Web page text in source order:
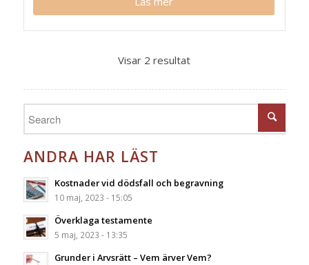
Visar 2 resultat
ANDRA HAR LÄST
Kostnader vid dödsfall och begravning
10 maj, 2023 - 15:05
Överklaga testamente
5 maj, 2023 - 13:35
Grunder i Arvsrätt – Vem ärver Vem?